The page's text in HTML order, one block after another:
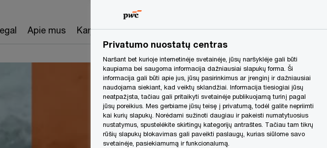
Apie mus Karjera Search
Privatumo nuostatų centras
Naršant bet kurioje internetinėje svetainėje, jūsų naršyklėje gali būti
kaupiama bei saugoma informacija dažniausiai slapukų forma. Ši
informacija gali būti apie jus, jūsų pasirinkimus ar įrenginį ir dažniausiai
naudojama siekiant, kad veiktų sklandžiai. Informacija tiesiogiai jūsų
neatpažįsta, tačiau gali pritaikyti svetainėje publikuojamą turinį pagal
jūsų poreikius. Mes gerbiame jūsų teisę į privatumą, todėl galite nepriimti
kai kurių slapukų. Norėdami sužinoti daugiau ir pakeisti numatytuosius
nustatymus, spustelėkite skirtingų kategorijų antraštes. Tačiau tam tikrų
rūšių slapukų blokavimas gali paveikti paslaugų, kurias siūlome savo
svetainėje, pasiekiamumą ir funkcionalumą.